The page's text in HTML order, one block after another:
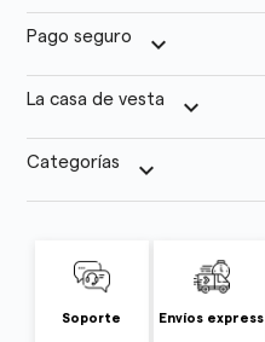
Pago seguro keyboard_arrow_down
La casa de vesta keyboard_arrow_down
Categorías keyboard_arrow_down
Soporte Envíos express